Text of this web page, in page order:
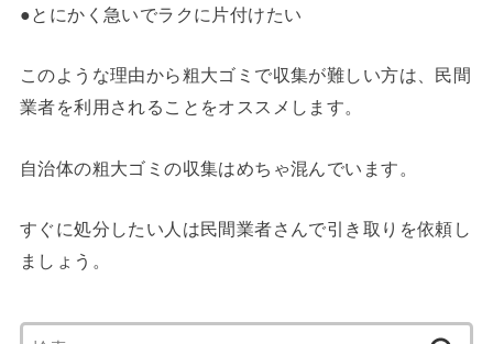
●とにかく急いでラクに片付けたい
このような理由から粗大ゴミで収集が難しい方は、民間
業者を利用されることをオススメします。
自治体の粗大ゴミの収集はめちゃ混んでいます。
すぐに処分したい人は民間業者さんで引き取りを依頼し
ましょう。